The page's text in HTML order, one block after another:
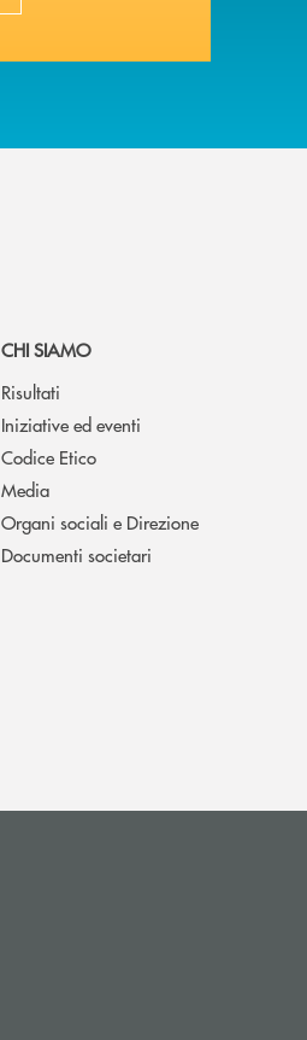
CHI SIAMO
Risultati
Iniziative ed eventi
Codice Etico
Media
Organi sociali e Direzione
Documenti societari